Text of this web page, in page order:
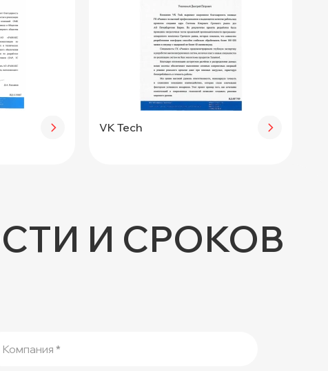
VK Tech
И СРОКОВ
Компания *